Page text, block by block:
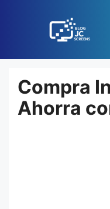
Compra
Ahorra